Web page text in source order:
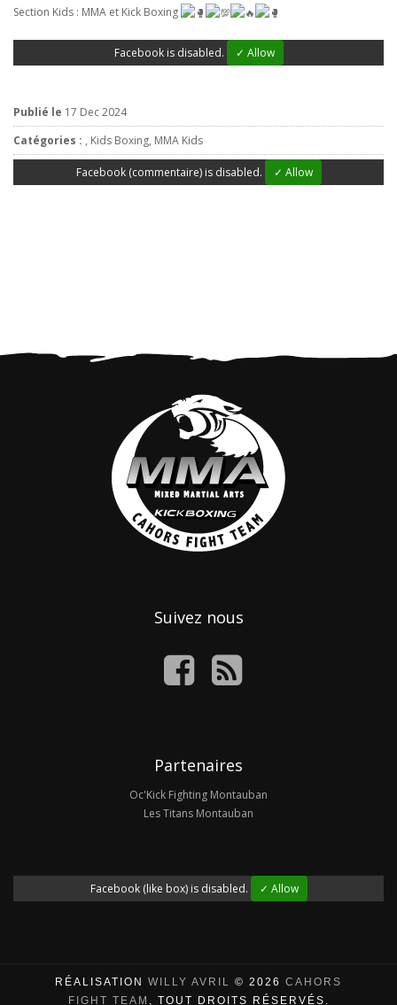
Section Kids : MMA et Kick Boxing
Facebook is disabled. ✓ Allow
Publié le 17 Dec 2024
Catégories : , Kids Boxing, MMA Kids
Facebook (commentaire) is disabled. ✓ Allow
Suivez nous
Partenaires
Oc'Kick Fighting Montauban
Les Titans Montauban
Facebook (like box) is disabled. ✓ Allow
RÉALISATION WILLY AVRIL © 2026 CAHORS
FIGHT TEAM , TOUT DROITS RÉSERVÉS.